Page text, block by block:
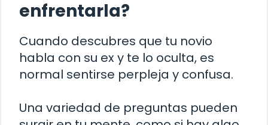
enfrentarla?
Cuando descubres que tu novio
habla con su ex y te lo oculta, es
normal sentirse perpleja y confusa.
Una variedad de preguntas pueden